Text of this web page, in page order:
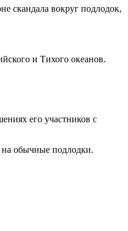
скандала вокруг подлодок,
и Тихого океанов.
его участников с
на обычные подлодки.